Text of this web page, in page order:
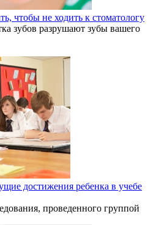
чтобы не ходить к стоматологу
зубов разрушают зубы вашего
достижения ребенка в учебе
проведенного группой